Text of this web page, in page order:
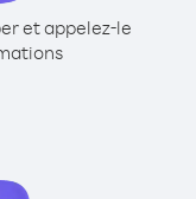
et appelez-le